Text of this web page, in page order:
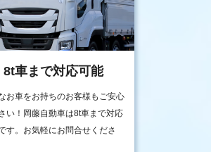
8t車まで対応可能
お車をお持ちのお客様もご安心
い！岡藤自動車は8t車まで対応
す。お気軽にお問合せくださ